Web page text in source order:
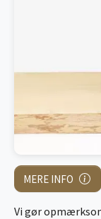
MERE INFO
Vi gør